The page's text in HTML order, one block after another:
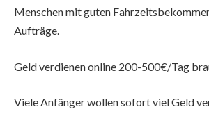
Menschen mit guten
Aufträge.
Geld verdienen online 200-500€/Tag
Viele Anfänger wollen sofort viel Geld